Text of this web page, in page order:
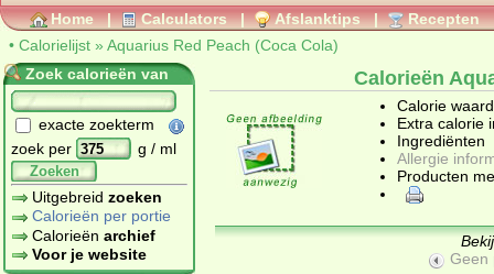
Home | Calculators | Afslanktips | Recepten
• Calorielijst » Aquarius Red Peach (Coca Cola)
Zoek calorieën van
exacte zoekterm
zoek per
g / ml
Zoeken
Uitgebreid zoeken
Calorieën per portie
Calorieën archief
Voor je website
Calorieën
Calorie
Extra calorie
Ingrediënten
Allergie
Producten
Geen